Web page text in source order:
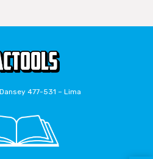
477-531 – Lima